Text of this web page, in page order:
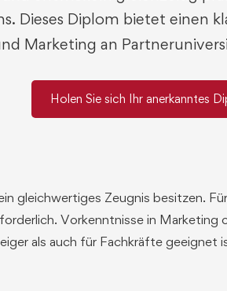
Dieses Diplom bietet einen
Marketing an
Holen Sie sich Ihr anerkanntes
gleichwertiges Zeugnis besitzen.
Vorkenntnisse in Marketing
als auch für Fachkräfte geeignet